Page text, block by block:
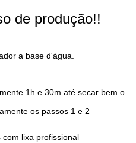
de produção!!
a base d'água.
1h e 30m até secar bem o
os passos 1 e 2
lixa profissional